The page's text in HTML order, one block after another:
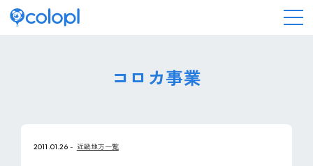
コロカ事業
2011.01.26 近畿地方一覧